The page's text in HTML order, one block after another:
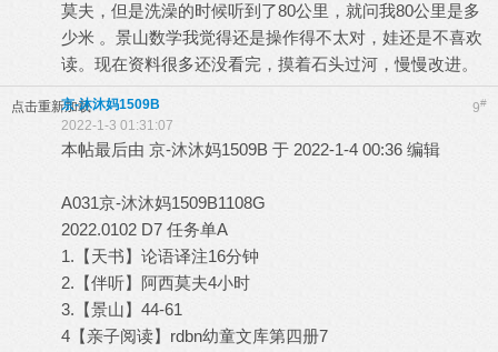
莫夫，但是洗澡的时候听到了80公里，就问我80公里是多
少米 。景山数学我觉得还是操作得不太对，娃还是不喜欢
读。现在资料很多还没看完，摸着石头过河，慢慢改进。
点击重新加载 9#
京-沐沐妈1509B
2022-1-3 01:31:07
本帖最后由 京-沐沐妈1509B 于 2022-1-4 00:36 编辑
A031京-沐沐妈1509B1108G
2022.0102 D7 任务单A
1.【天书】论语译注16分钟
2.【伴听】阿西莫夫4小时
3.【景山】44-61
4【亲子阅读】rdbn幼童文库第四册7